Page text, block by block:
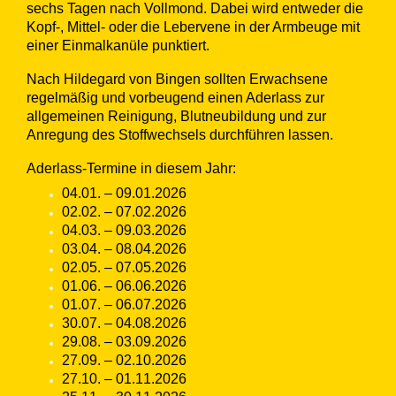
sechs Tagen nach Vollmond. Dabei wird entweder die
Kopf-, Mittel- oder die Lebervene in der Armbeuge mit
einer Einmalkanüle punktiert.
Nach Hildegard von Bingen sollten Erwachsene
regelmäßig und vorbeugend einen Aderlass zur
allgemeinen Reinigung, Blutneubildung und zur
Anregung des Stoffwechsels durchführen lassen.
Aderlass-Termine in diesem Jahr:
04.01. – 09.01.2026
02.02. – 07.02.2026
04.03. – 09.03.2026
03.04. – 08.04.2026
02.05. – 07.05.2026
01.06. – 06.06.2026
01.07. – 06.07.2026
30.07. – 04.08.2026
29.08. – 03.09.2026
27.09. – 02.10.2026
27.10. – 01.11.2026